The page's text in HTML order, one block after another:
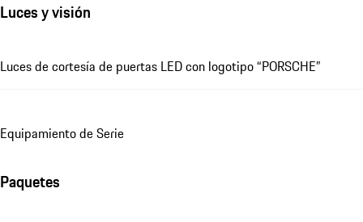
Luces y visión
Luces de cortesía de puertas LED con logotipo “PORSCHE”
Equipamiento de Serie
Paquetes